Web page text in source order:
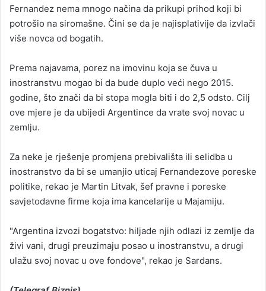
Fernandez nema mnogo načina da prikupi prihod koji bi
potrošio na siromašne. Čini se da je najisplativije da izvlači
više novca od bogatih.
Prema najavama, porez na imovinu koja se čuva u
inostranstvu mogao bi da bude duplo veći nego 2015.
godine, što znači da bi stopa mogla biti i do 2,5 odsto. Cilj
ove mjere je da ubijedi Argentince da vrate svoj novac u
zemlju.
Za neke je rješenje promjena prebivališta ili selidba u
inostranstvo da bi se umanjio uticaj Fernandezove poreske
politike, rekao je Martin Litvak, šef pravne i poreske
savjetodavne firme koja ima kancelarije u Majamiju.
"Argentina izvozi bogatstvo: hiljade njih odlazi iz zemlje da
živi vani, drugi preuzimaju posao u inostranstvu, a drugi
ulažu svoj novac u ove fondove", rekao je Sardans.